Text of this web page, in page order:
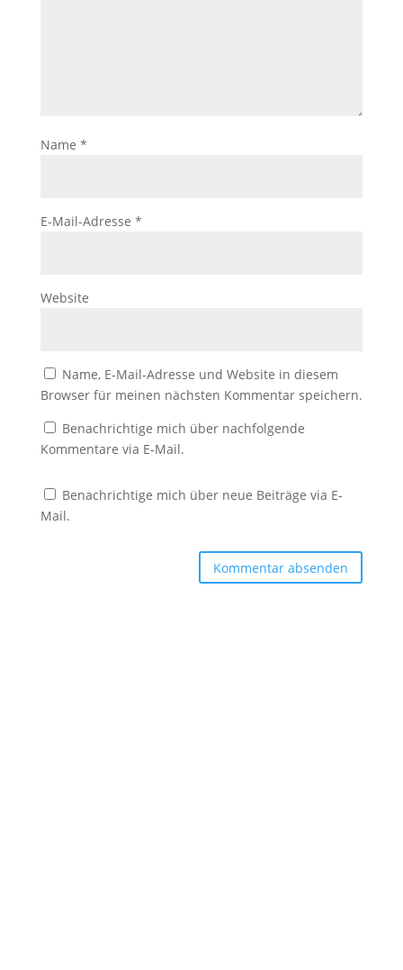
Name *
E-Mail-Adresse *
Website
Name, E-Mail-Adresse und Website in diesem
Browser für meinen nächsten Kommentar speichern.
Benachrichtige mich über nachfolgende
Kommentare via E-Mail.
Benachrichtige mich über neue Beiträge via E-
Mail.